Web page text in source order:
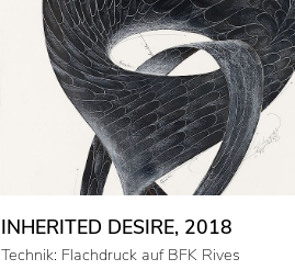
INHERITED DESIRE, 2018
Technik: Flachdruck auf BFK Rives